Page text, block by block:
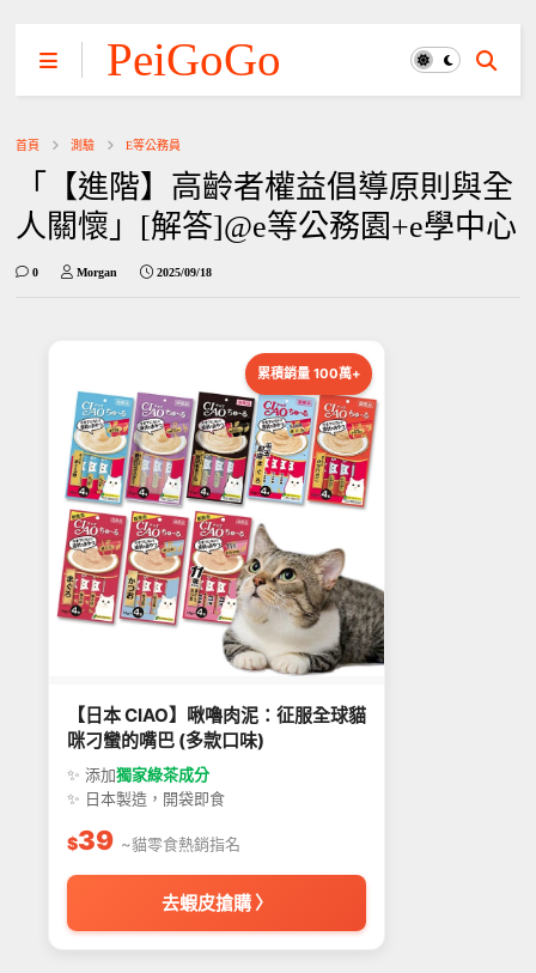
PeiGoGo
首頁 測驗 E等公務員
「【進階】高齡者權益倡導原則與全
人關懷」[解答]@e等公務園+e學中心
0 Morgan 2025/09/18
累積銷量 100萬+
【日本 CIAO】啾嚕肉泥：征服全球貓
咪刁蠻的嘴巴 (多款口味)
✨ 添加獨家綠茶成分
✨ 日本製造，開袋即食
$39 ~貓零食熱銷指名
去蝦皮搶購 〉